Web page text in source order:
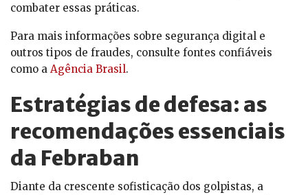
combater essas práticas.
Para mais informações sobre segurança digital e
outros tipos de fraudes, consulte fontes confiáveis
como a Agência Brasil.
Estratégias de defesa: as
recomendações essenciais
da Febraban
Diante da crescente sofisticação dos golpistas, a